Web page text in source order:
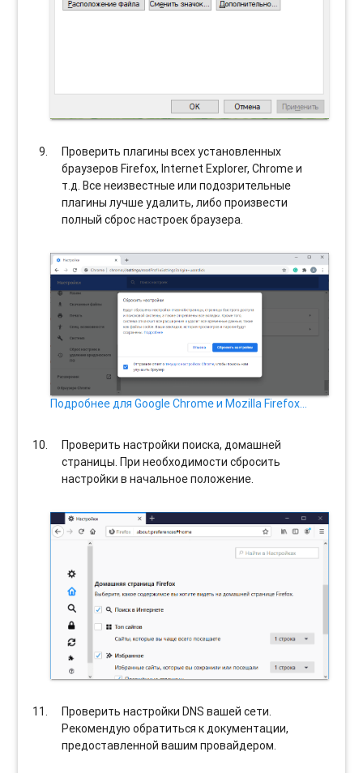
Проверить плагины всех установленных
браузеров Firefox, Internet Explorer, Chrome и
т.д. Все неизвестные или подозрительные
плагины лучше удалить, либо произвести
полный сброс настроек браузера.
Подробнее для Google Chrome и Mozilla Firefox…
Проверить настройки поиска, домашней
страницы. При необходимости сбросить
настройки в начальное положение.
Проверить настройки DNS вашей сети.
Рекомендую обратиться к документации,
предоставленной вашим провайдером.